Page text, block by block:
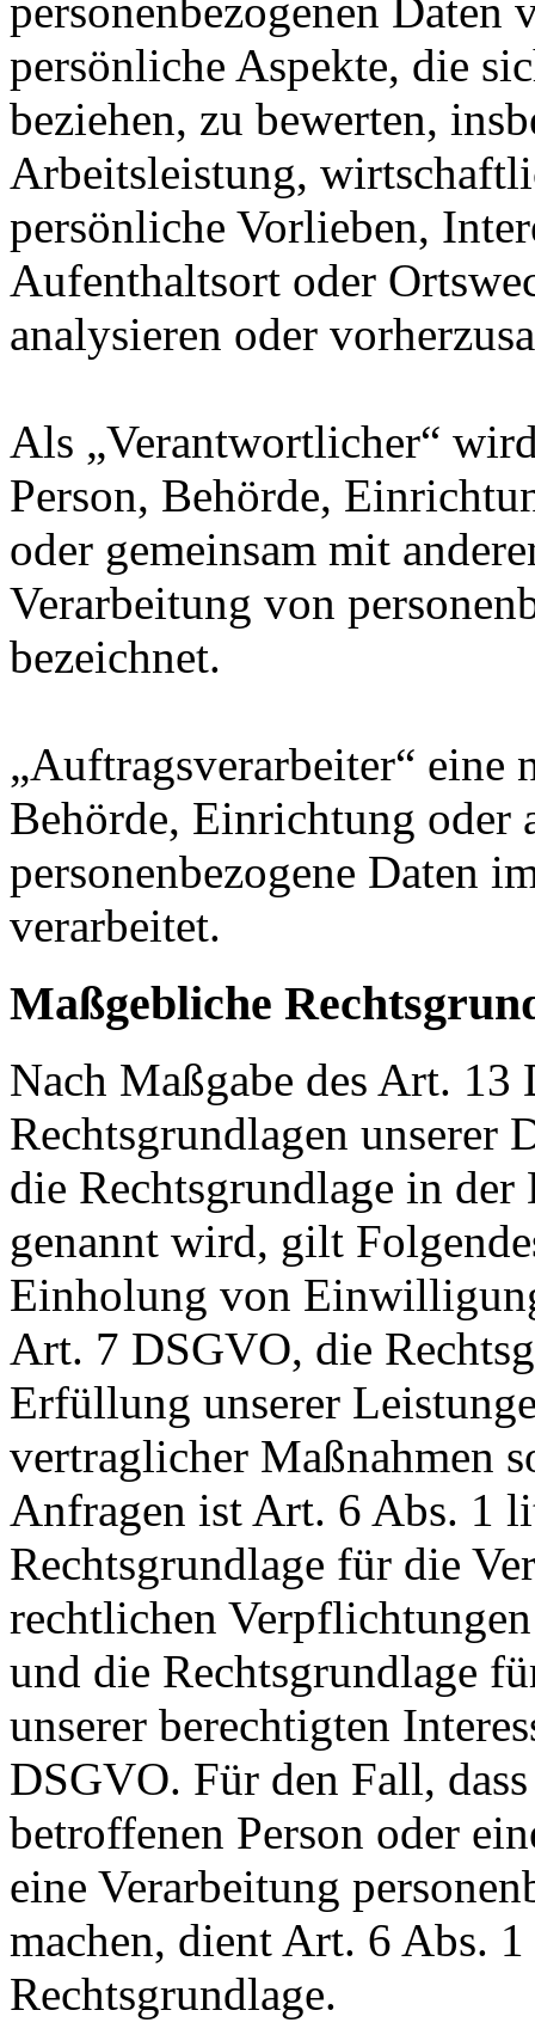
personenbezogenen Daten
persönliche Aspekte, die
beziehen, zu bewerten,
Arbeitsleistung,
persönliche Vorlieben,
Aufenthaltsort oder
analysieren oder
Als „Verantwortlicher“
Person, Behörde,
oder gemeinsam mit
Verarbeitung von
bezeichnet.
„Auftragsverarbeiter“ eine
Behörde, Einrichtung oder
personenbezogene Daten
verarbeitet.
Maßgebliche
Nach Maßgabe des Art.
Rechtsgrundlagen unserer
die Rechtsgrundlage in
genannt wird, gilt
Einholung von
Art. 7 DSGVO, die
Erfüllung unserer
vertraglicher Maßnahmen
Anfragen ist Art. 6 Abs. 1
Rechtsgrundlage für die
rechtlichen
und die Rechtsgrundlage
unserer berechtigten
DSGVO. Für den Fall,
betroffenen Person oder
eine Verarbeitung
machen, dient Art. 6 Abs.
Rechtsgrundlage.